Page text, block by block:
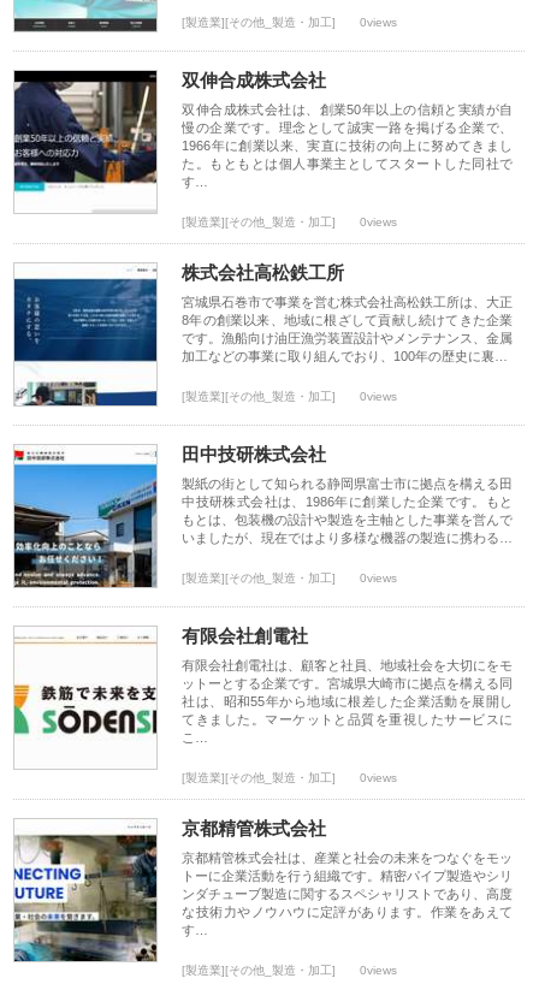
[製造業][その他_製造・加工] 0views
双伸合成株式会社
双伸合成株式会社は、創業50年以上の信頼と実績が自
慢の企業です。理念として誠実一路を掲げる企業で、
1966年に創業以来、実直に技術の向上に努めてきまし
た。もともとは個人事業主としてスタートした同社で
す…
[製造業][その他_製造・加工] 0views
株式会社高松鉄工所
宮城県石巻市で事業を営む株式会社高松鉄工所は、大正
8年の創業以来、地域に根ざして貢献し続けてきた企業
です。漁船向け油圧漁労装置設計やメンテナンス、金属
加工などの事業に取り組んでおり、100年の歴史に裏…
[製造業][その他_製造・加工] 0views
田中技研株式会社
製紙の街として知られる静岡県富士市に拠点を構える田
中技研株式会社は、1986年に創業した企業です。もと
もとは、包装機の設計や製造を主軸とした事業を営んで
いましたが、現在ではより多様な機器の製造に携わる…
[製造業][その他_製造・加工] 0views
有限会社創電社
有限会社創電社は、顧客と社員、地域社会を大切にをモ
ットーとする企業です。宮城県大崎市に拠点を構える同
社は、昭和55年から地域に根差した企業活動を展開し
てきました。マーケットと品質を重視したサービスに
こ…
[製造業][その他_製造・加工] 0views
京都精管株式会社
京都精管株式会社は、産業と社会の未来をつなぐをモッ
トーに企業活動を行う組織です。精密パイプ製造やシリ
ンダチューブ製造に関するスペシャリストであり、高度
な技術力やノウハウに定評があります。作業をあえて
す…
[製造業][その他_製造・加工] 0views